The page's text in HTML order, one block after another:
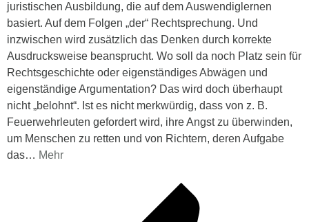
juristischen Ausbildung, die auf dem Auswendiglernen
basiert. Auf dem Folgen „der“ Rechtsprechung. Und
inzwischen wird zusätzlich das Denken durch korrekte
Ausdrucksweise beansprucht. Wo soll da noch Platz sein für
Rechtsgeschichte oder eigenständiges Abwägen und
eigenständige Argumentation? Das wird doch überhaupt
nicht „belohnt“. Ist es nicht merkwürdig, dass von z. B.
Feuerwehrleuten gefordert wird, ihre Angst zu überwinden,
um Menschen zu retten und von Richtern, deren Aufgabe
das… Mehr